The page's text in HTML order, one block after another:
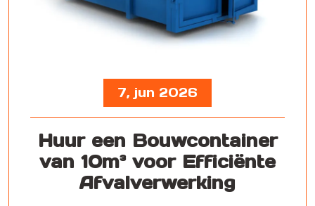
7, jun 2026
Huur een Bouwcontainer
van 10m³ voor Efficiënte
Afvalverwerking